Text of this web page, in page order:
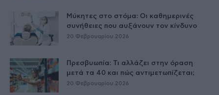
Μύκητες στο στόμα: Οι καθημερινές
συνήθειες που αυξάνουν τον κίνδυνο
20 Φεβρουαρίου 2026
Πρεσβυωπία: Τι αλλάζει στην όραση
μετά τα 40 και πώς αντιμετωπίζεται;
20 Φεβρουαρίου 2026